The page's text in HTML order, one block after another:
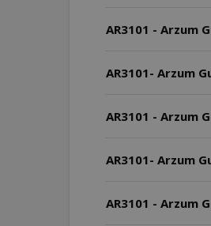
AR3101 - Arzum
AR3101- Arzum
AR3101 - Arzum
AR3101- Arzum
AR3101 - Arzum